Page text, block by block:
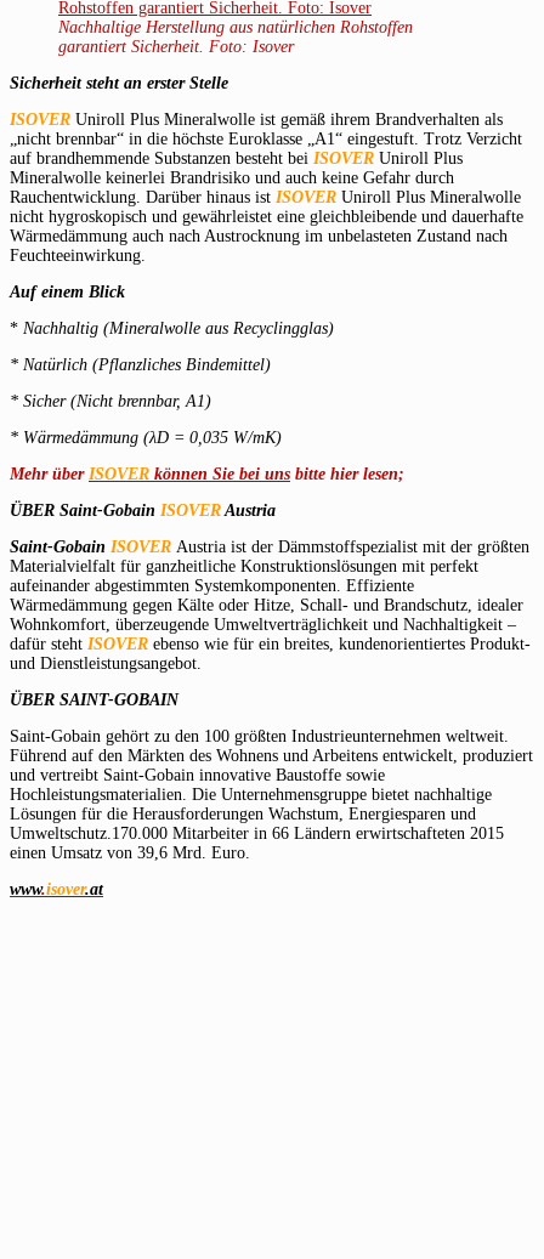
Nachhaltige Herstellung aus natürlichen Rohstoffen
garantiert Sicherheit. Foto: Isover
Sicherheit steht an erster Stelle
ISOVER Uniroll Plus Mineralwolle ist gemäß ihrem Brandverhalten als
„nicht brennbar“ in die höchste Euroklasse „A1“ eingestuft. Trotz Verzicht
auf brandhemmende Substanzen besteht bei ISOVER Uniroll Plus
Mineralwolle keinerlei Brandrisiko und auch keine Gefahr durch
Rauchentwicklung. Darüber hinaus ist ISOVER Uniroll Plus Mineralwolle
nicht hygroskopisch und gewährleistet eine gleichbleibende und dauerhafte
Wärmedämmung auch nach Austrocknung im unbelasteten Zustand nach
Feuchteeinwirkung.
Auf einem Blick
* Nachhaltig (Mineralwolle aus Recyclingglas)
* Natürlich (Pflanzliches Bindemittel)
* Sicher (Nicht brennbar, A1)
* Wärmedämmung (λD = 0,035 W/mK)
Mehr über ISOVER können Sie bei uns bitte hier lesen;
ÜBER Saint-Gobain ISOVER Austria
Saint-Gobain ISOVER Austria ist der Dämmstoffspezialist mit der größten
Materialvielfalt für ganzheitliche Konstruktionslösungen mit perfekt
aufeinander abgestimmten Systemkomponenten. Effiziente
Wärmedämmung gegen Kälte oder Hitze, Schall- und Brandschutz, idealer
Wohnkomfort, überzeugende Umweltverträglichkeit und Nachhaltigkeit –
dafür steht ISOVER ebenso wie für ein breites, kundenorientiertes Produkt-
und Dienstleistungsangebot.
ÜBER SAINT-GOBAIN
Saint-Gobain gehört zu den 100 größten Industrieunternehmen weltweit.
Führend auf den Märkten des Wohnens und Arbeitens entwickelt, produziert
und vertreibt Saint-Gobain innovative Baustoffe sowie
Hochleistungsmaterialien. Die Unternehmensgruppe bietet nachhaltige
Lösungen für die Herausforderungen Wachstum, Energiesparen und
Umweltschutz.170.000 Mitarbeiter in 66 Ländern erwirtschafteten 2015
einen Umsatz von 39,6 Mrd. Euro.
www.isover.at